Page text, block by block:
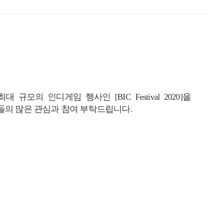
규모의 인디게임 행사인 [BIC Festival 2020]을
의 많은 관심과 참여 부탁드립니다.